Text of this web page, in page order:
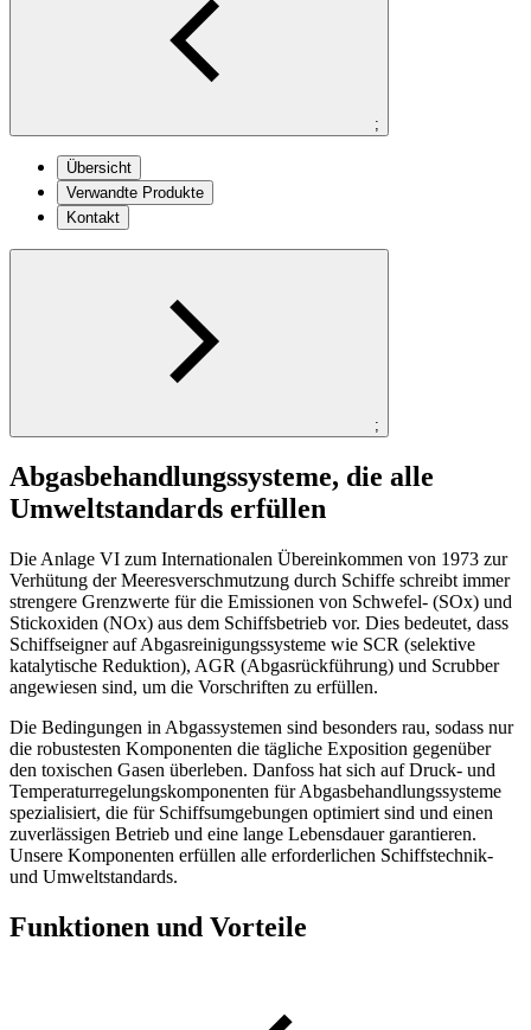
;
Übersicht
Verwandte Produkte
Kontakt
;
Abgasbehandlungssysteme, die alle
Umweltstandards erfüllen
Die Anlage VI zum Internationalen Übereinkommen von 1973 zur
Verhütung der Meeresverschmutzung durch Schiffe schreibt immer
strengere Grenzwerte für die Emissionen von Schwefel- (SOx) und
Stickoxiden (NOx) aus dem Schiffsbetrieb vor. Dies bedeutet, dass
Schiffseigner auf Abgasreinigungssysteme wie SCR (selektive
katalytische Reduktion), AGR (Abgasrückführung) und Scrubber
angewiesen sind, um die Vorschriften zu erfüllen.
Die Bedingungen in Abgassystemen sind besonders rau, sodass nur
die robustesten Komponenten die tägliche Exposition gegenüber
den toxischen Gasen überleben. Danfoss hat sich auf Druck- und
Temperaturregelungskomponenten für Abgasbehandlungssysteme
spezialisiert, die für Schiffsumgebungen optimiert sind und einen
zuverlässigen Betrieb und eine lange Lebensdauer garantieren.
Unsere Komponenten erfüllen alle erforderlichen Schiffstechnik-
und Umweltstandards.
Funktionen und Vorteile